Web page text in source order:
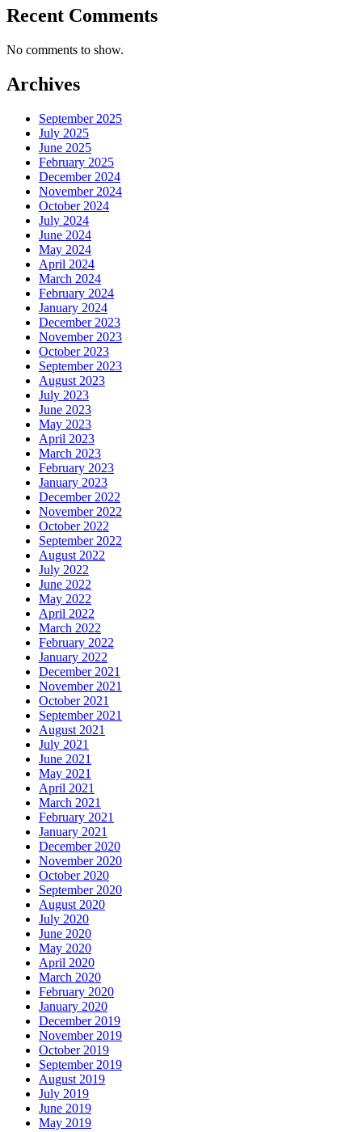
Recent Comments
No comments to show.
Archives
September 2025
July 2025
June 2025
February 2025
December 2024
November 2024
October 2024
July 2024
June 2024
May 2024
April 2024
March 2024
February 2024
January 2024
December 2023
November 2023
October 2023
September 2023
August 2023
July 2023
June 2023
May 2023
April 2023
March 2023
February 2023
January 2023
December 2022
November 2022
October 2022
September 2022
August 2022
July 2022
June 2022
May 2022
April 2022
March 2022
February 2022
January 2022
December 2021
November 2021
October 2021
September 2021
August 2021
July 2021
June 2021
May 2021
April 2021
March 2021
February 2021
January 2021
December 2020
November 2020
October 2020
September 2020
August 2020
July 2020
June 2020
May 2020
April 2020
March 2020
February 2020
January 2020
December 2019
November 2019
October 2019
September 2019
August 2019
July 2019
June 2019
May 2019